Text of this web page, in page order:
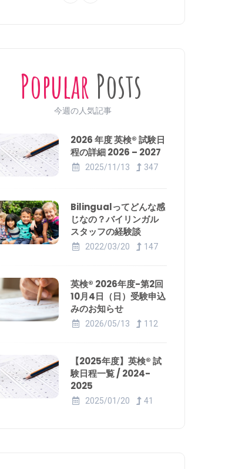
Popular Posts
今週の人気記事
2026 年度 英検® 試験日
程の詳細 2026 – 2027
2025/11/13 347
Bilingualってどんな感
じなの？バイリンガル
スタッフの経験談
2022/03/20 147
英検® 2026年度-第2回
10月4日（日）受験申込
みのお知らせ
2026/05/13 112
【2025年度】英検® 試
験日程一覧 / 2024-
2025
2025/01/20 41